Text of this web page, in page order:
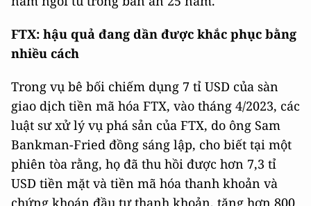
FTX: hậu quả đang dần được khắc phục bằng
nhiều cách
Trong vụ bê bối chiếm dụng 7 tỉ USD của sàn
giao dịch tiền mã hóa FTX, vào tháng 4/2023, các
luật sư xử lý vụ phá sản của FTX, do ông Sam
Bankman-Fried đồng sáng lập, cho biết tại một
phiên tòa rằng, họ đã thu hồi được hơn 7,3 tỉ
USD tiền mặt và tiền mã hóa thanh khoản và
chứng khoán đầu tư thanh khoản, tăng hơn 800